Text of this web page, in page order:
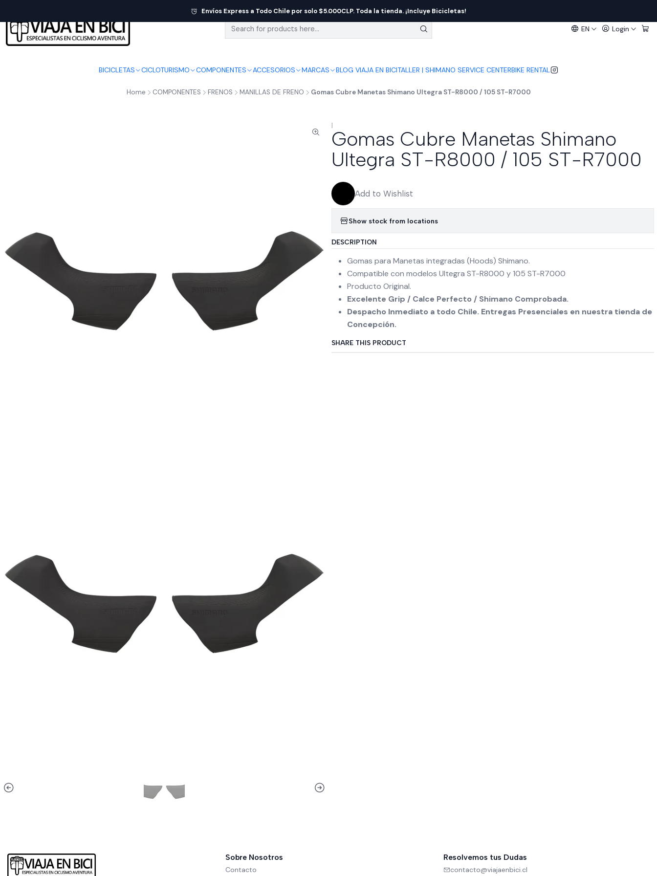
EN Login
BICICLETAS CICLOTURISMO COMPONENTES ACCESORIOS MARCAS BLOG VIAJA EN BICITALLER | SHIMANO SERVICE CENTERBIKE RENTAL
Envíos Express a Todo Chile por solo $5.000CLP. Toda la tienda. ¡Incluye Bicicletas!
Home COMPONENTES FRENOS MANILLAS DE FRENO Gomas Cubre Manetas Shimano Ultegra ST-R8000 / 105 ST-R7000
|
Gomas Cubre Manetas Shimano
Ultegra ST-R8000 / 105 ST-R7000
Add to Wishlist
Show stock from locations
DESCRIPTION
Gomas para Manetas integradas (Hoods) Shimano.
Compatible con modelos Ultegra ST-R8000 y 105 ST-R7000
Producto Original.
Excelente Grip / Calce Perfecto / Shimano Comprobada.
Despacho Inmediato a todo Chile. Entregas Presenciales en nuestra tienda de
Concepción.
SHARE THIS PRODUCT
Sobre Nosotros
Contacto
Resolvemos tus Dudas
contacto@viajaenbici.cl